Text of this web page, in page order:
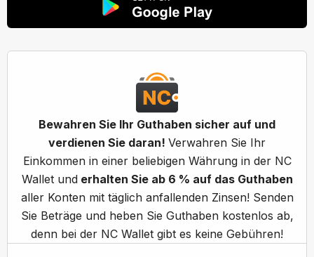
Bewahren Sie Ihr Guthaben sicher auf und
verdienen Sie daran! Verwahren Sie Ihr
Einkommen in einer beliebigen Währung in der NC
Wallet underhalten Sie ab 6 % auf das Guthaben
aller Konten mit täglich anfallenden Zinsen! Senden
Sie Beträge und heben Sie Guthaben kostenlos ab,
denn bei der NC Wallet gibt es keine Gebühren!